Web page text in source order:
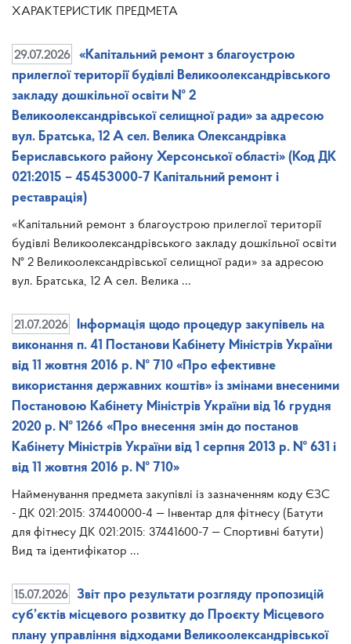
ХАРАКТЕРИСТИК ПРЕДМЕТА
29.07.2026
«Капітальний ремонт з благоустрою
прилеглої території будівлі Великоолександрівського
закладу дошкільної освіти № 2
Великоолександрівської селищної ради» за адресою
вул. Братська, 12 А сел. Велика Олександрівка
Бериславського району Херсонської області» (Код ДК
021:2015 – 45453000-7 Капітальний ремонт і
реставрація)
«Капітальний ремонт з благоустрою прилеглої території
будівлі Великоолександрівського закладу дошкільної освіти
№ 2 Великоолександрівської селищної ради» за адресою
вул. Братська, 12 А сел. Велика ...
21.07.2026
Інформація щодо процедур закупівель на
виконання п. 41 Постанови Кабінету Міністрів України
від 11 жовтня 2016 р. № 710 «Про ефективне
використання державних коштів» із змінами внесеними
Постановою Кабінету Міністрів України від 16 грудня
2020 р. № 1266 «Про внесення змін до постанов
Кабінету Міністрів України від 1 серпня 2013 р. № 631 і
від 11 жовтня 2016 р. № 710»
Найменування предмета закупівлі із зазначенням коду ЄЗС
- ДК 021:2015: 37440000-4 — Інвентар для фітнесу (Батути
для фітнесу ДК 021:2015: 37441600-7 — Спортивні батути)
Вид та ідентифікатор ...
15.07.2026
Звіт про результати розгляду пропозицій
суб’єктів місцевого розвитку до Проєкту Місцевого
плану управління відходами Великоолександрівської